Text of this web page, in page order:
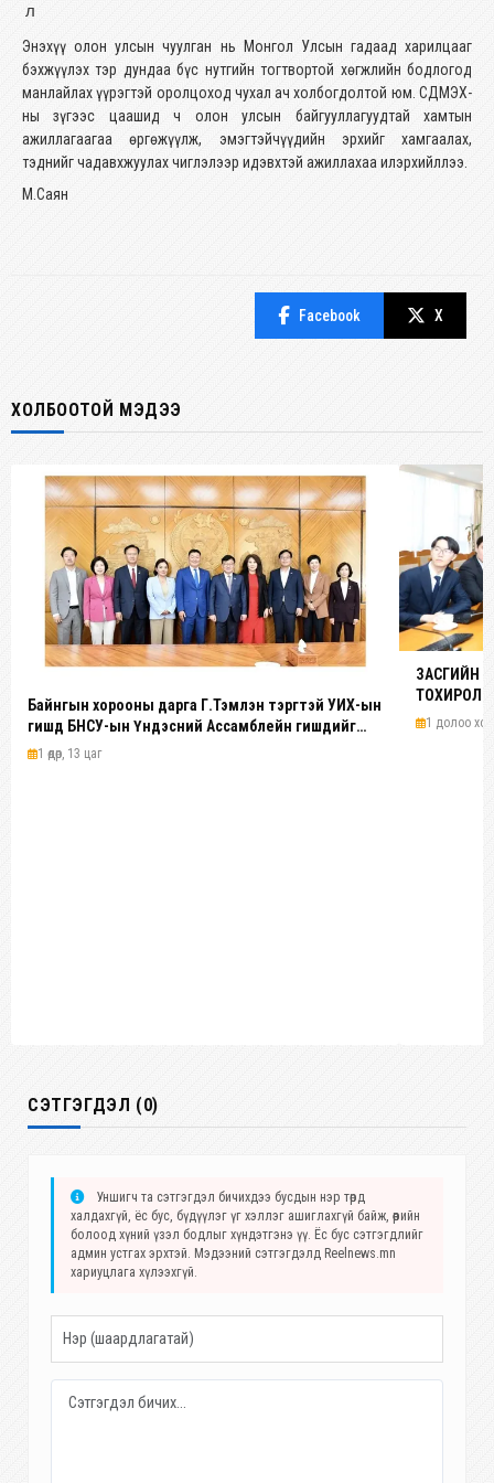
л
Энэхүү олон улсын чуулган нь Монгол Улсын гадаад харилцааг
бэхжүүлэх тэр дундаа бүс нутгийн тогтвортой хөгжлийн бодлогод
манлайлах үүрэгтэй оролцоход чухал ач холбогдолтой юм. СДМЭХ-
ны зүгээс цаашид ч олон улсын байгууллагуудтай хамтын
ажиллагаагаа өргөжүүлж, эмэгтэйчүүдийн эрхийг хамгаалах,
тэднийг чадавхжуулах чиглэлээр идэвхтэй ажиллахаа илэрхийллээ.
М.Саян
Facebook X
ХОЛБООТОЙ МЭДЭЭ
Байнгын хорооны дарга Г.Тэмүүлэн тэргүүтэй УИХ-ын
гишүүд БНСУ-ын Үндэсний Ассамблейн гишүүдийг
хүлээн авч уулзав
1 өдөр, 13 цаг
ЗАСГИЙН
1 долоо
СЭТГЭГДЭЛ (0)
Уншигч та сэтгэгдэл бичихдээ бусдын нэр төрд
халдахгүй, ёс бус, бүдүүлэг үг хэллэг ашиглахгүй байж, өөрийн
болоод хүний үзэл бодлыг хүндэтгэнэ үү. Ёс бус сэтгэгдлийг
админ устгах эрхтэй. Мэдээний сэтгэгдэлд Reelnews.mn
хариуцлага хүлээхгүй.